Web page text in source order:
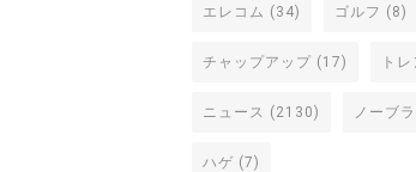
エレコム (34) ゴルフ (8)
チャップアップ (17) トレ
ニュース (2130) ノーブ
ハゲ (7)